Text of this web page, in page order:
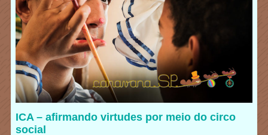
ICA – afirmando virtudes por meio do circo
social